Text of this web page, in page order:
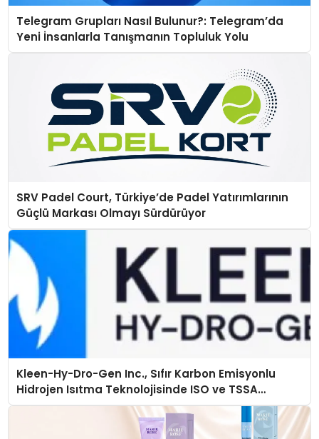
Telegram Grupları Nasıl Bulunur?: Telegram’da
Yeni İnsanlarla Tanışmanın Topluluk Yolu
SRV Padel Court, Türkiye’de Padel Yatırımlarının
Güçlü Markası Olmayı Sürdürüyor
Kleen-Hy-Dro-Gen Inc., Sıfır Karbon Emisyonlu
Hidrojen Isıtma Teknolojisinde ISO ve TSSA
Düzenleyici Onaylarını Aldı